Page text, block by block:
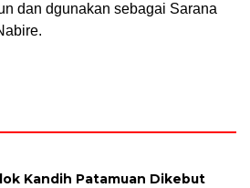
dan dgunakan sebagai Sarana
Kandih Patamuan Dikebut